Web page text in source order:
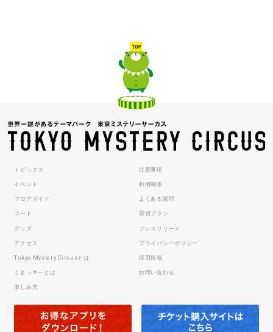
トピックス
イベント
フロアガイド
フード
グッズ
アクセス
Tokyo Mystery Circusとは
くまっキーとは
楽しみ方
注意事項
利用制限
よくある質問
貸切プラン
プレスリリース
プライバシーポリシー
採用情報
お問い合わせ